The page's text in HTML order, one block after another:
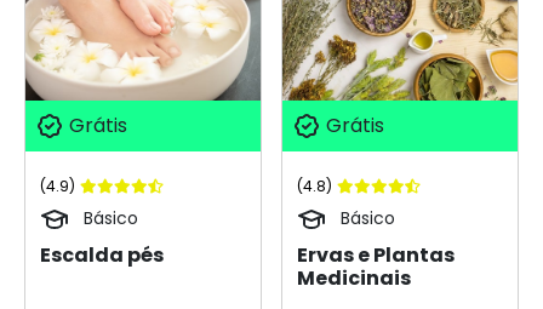
Grátis
(4.9)
Básico
Escalda pés
Grátis
(4.8)
Básico
Ervas e Plantas
Medicinais